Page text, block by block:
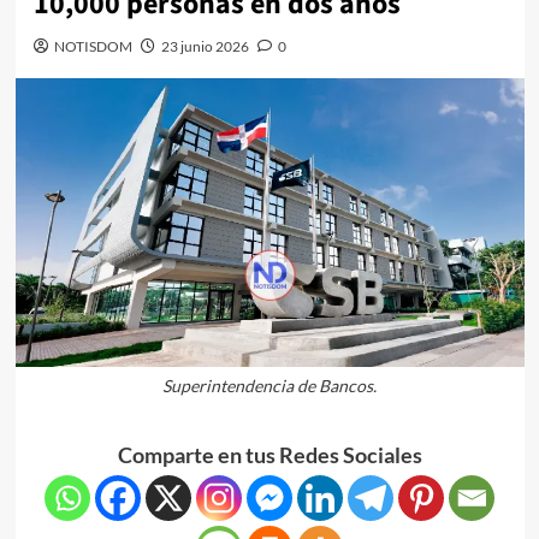
NOTISDOM 23 junio 2026 0
Superintendencia de Bancos.
Comparte en tus Redes Sociales